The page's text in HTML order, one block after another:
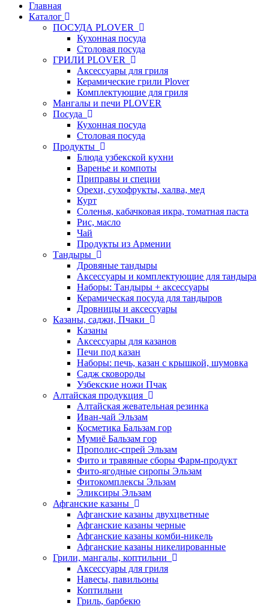
Главная
Каталог
ПОСУДА PLOVER
Кухонная посуда
Столовая посуда
ГРИЛИ PLOVER
Аксессуары для гриля
Керамические грили Plover
Комплектующие для гриля
Мангалы и печи PLOVER
Посуда
Кухонная посуда
Столовая посуда
Продукты
Блюда узбекской кухни
Варенье и компоты
Приправы и специи
Орехи, сухофрукты, халва, мед
Курт
Соленья, кабачковая икра, томатная паста
Рис, масло
Чай
Продукты из Армении
Тандыры
Дровяные тандыры
Аксессуары и комплектующие для тандыра
Наборы: Тандыры + аксессуары
Керамическая посуда для тандыров
Дровницы и аксессуары
Казаны, саджи, Пчаки
Казаны
Аксессуары для казанов
Печи под казан
Наборы: печь, казан с крышкой, шумовка
Садж сковороды
Узбекские ножи Пчак
Алтайская продукция
Алтайская жевательная резинка
Иван-чай Эльзам
Косметика Бальзам гор
Мумиё Бальзам гор
Прополис-спрей Эльзам
Фито и травяные сборы Фарм-продукт
Фито-ягодные сиропы Эльзам
Фитокомплексы Эльзам
Эликсиры Эльзам
Афганские казаны
Афганские казаны двухцветные
Афганские казаны черные
Афганские казаны комби-никель
Афганские казаны никелированные
Грили, мангалы, коптильни
Аксессуары для гриля
Навесы, павильоны
Коптильни
Гриль, барбекю